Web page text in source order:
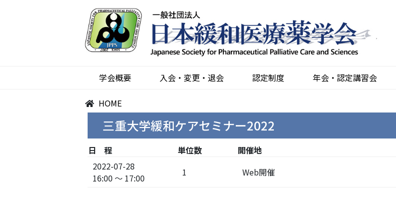
学会概要 入会・変更・退会 認定制度 年会・認定講習会
HOME
三重大学緩和ケアセミナー2022
日 程 単位数
開催地
2022-07-28
16:00 ～ 17:00
1 Web開催